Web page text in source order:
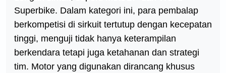
Superbike. Dalam kategori ini, para pembalap
berkompetisi di sirkuit tertutup dengan kecepatan
tinggi, menguji tidak hanya keterampilan
berkendara tetapi juga ketahanan dan strategi
tim. Motor yang digunakan dirancang khusus